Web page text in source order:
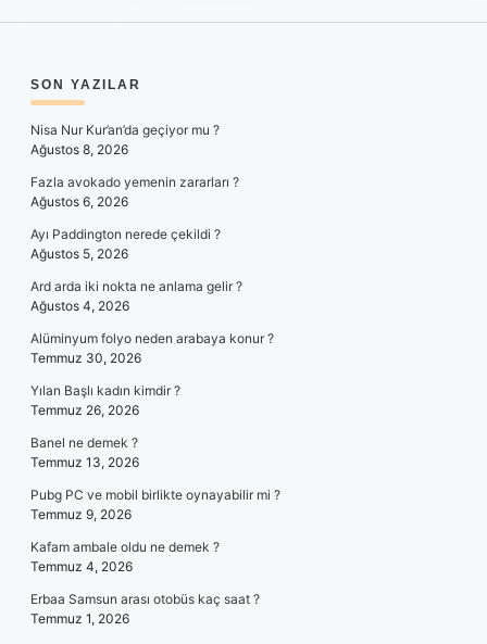
SIDEBAR
SON YAZILAR
Nisa Nur Kur’an’da geçiyor mu ?
Ağustos 8, 2026
Fazla avokado yemenin zararları ?
Ağustos 6, 2026
Ayı Paddington nerede çekildi ?
Ağustos 5, 2026
Ard arda iki nokta ne anlama gelir ?
Ağustos 4, 2026
Alüminyum folyo neden arabaya konur ?
Temmuz 30, 2026
Yılan Başlı kadın kimdir ?
Temmuz 26, 2026
Banel ne demek ?
Temmuz 13, 2026
Pubg PC ve mobil birlikte oynayabilir mi ?
Temmuz 9, 2026
Kafam ambale oldu ne demek ?
Temmuz 4, 2026
Erbaa Samsun arası otobüs kaç saat ?
Temmuz 1, 2026